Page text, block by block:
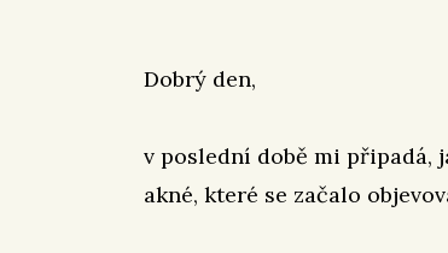
Dobrý den,
v poslední době mi připadá,
akné, které se začalo